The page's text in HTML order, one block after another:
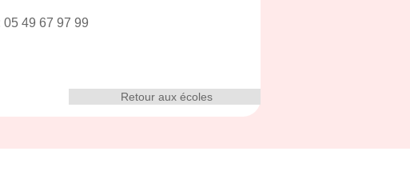
49 67 97 99
Retour aux écoles